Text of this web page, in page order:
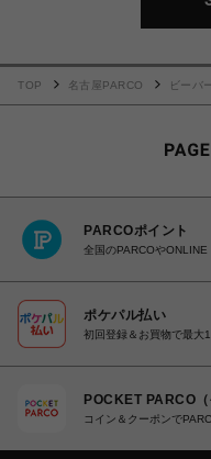
TOP 名古屋PARCO ビーバ
PARCOポイント
全国のPARCOや
ポケパル払い
初回登録＆お買物で最大
POCKET PARCO（
コイン＆クーポンで